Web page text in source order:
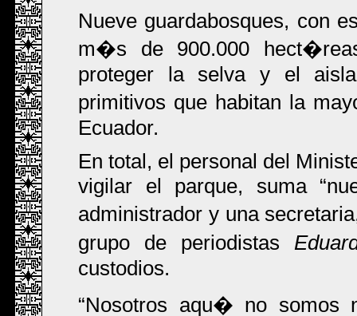
Nueve guardabosques, con
m�s de 900.000
proteger la selva y el
primitivos que habitan la
Ecuador.
En total, el personal del
vigilar el parque, suma
administrador y una
grupo de periodistas
custodios.
Nosotros aqu� no